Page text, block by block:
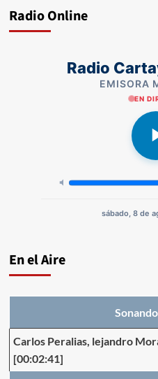
Radio Online
Radio
EMISORA
EN
sábado, 8 de
En el Aire
Sonando
Carlos Peralias, lejandro
[00:02:41]